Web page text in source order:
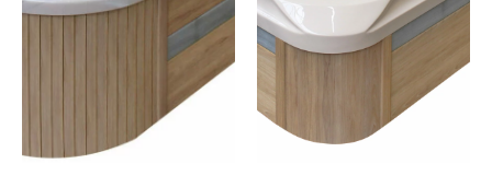
JE
DÉCOUVRE